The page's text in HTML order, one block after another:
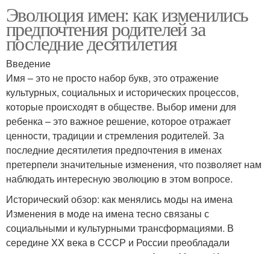
Эволюция имен: как изменились
предпочтения родителей за
последние десятилетия
Введение
Имя – это не просто набор букв, это отражение
культурных, социальных и исторических процессов,
которые происходят в обществе. Выбор имени для
ребенка – это важное решение, которое отражает
ценности, традиции и стремления родителей. За
последние десятилетия предпочтения в именах
претерпели значительные изменения, что позволяет нам
наблюдать интересную эволюцию в этом вопросе.
Исторический обзор: как менялись моды на имена
Изменения в моде на имена тесно связаны с
социальными и культурными трансформациями. В
середине XX века в СССР и России преобладали